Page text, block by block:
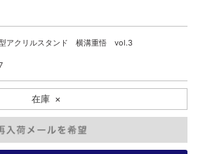
アクリルスタンド 横溝重悟 vol.3
在庫 ×